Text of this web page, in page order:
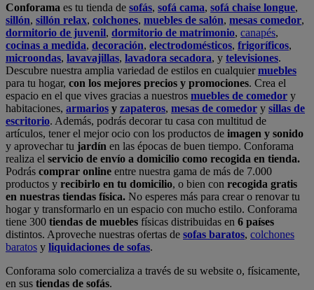
Conforama es tu tienda de sofás, sofá cama, sofá chaise longue,
sillón, sillón relax, colchones, muebles de salón, mesas comedor,
dormitorio de juvenil, dormitorio de matrimonio, canapés,
cocinas a medida, decoración, electrodomésticos, frigoríficos,
microondas, lavavajillas, lavadora secadora, y televisiones.
Descubre nuestra amplia variedad de estilos en cualquiermuebles
para tu hogar, con los mejores precios y promociones. Crea el
espacio en el que vives gracias a nuestros muebles de comedor y
habitaciones, armarios y zapateros, mesas de comedor y sillas de
escritorio. Además, podrás decorar tu casa con multitud de
artículos, tener el mejor ocio con los productos de imagen y sonido
y aprovechar tu jardín en las épocas de buen tiempo. Conforama
realiza el servicio de envío a domicilio como recogida en tienda.
Podrás comprar online entre nuestra gama de más de 7.000
productos y recibirlo en tu domicilio, o bien con recogida gratis
en nuestras tiendas física. No esperes más para crear o renovar tu
hogar y transformarlo en un espacio con mucho estilo. Conforama
tiene 300 tiendas de muebles físicas distribuidas en 6 países
distintos. Aproveche nuestras ofertas de sofas baratos, colchones
baratos y liquidaciones de sofas.
Conforama solo comercializa a través de su website o, físicamente,
en sus tiendas de sofás.